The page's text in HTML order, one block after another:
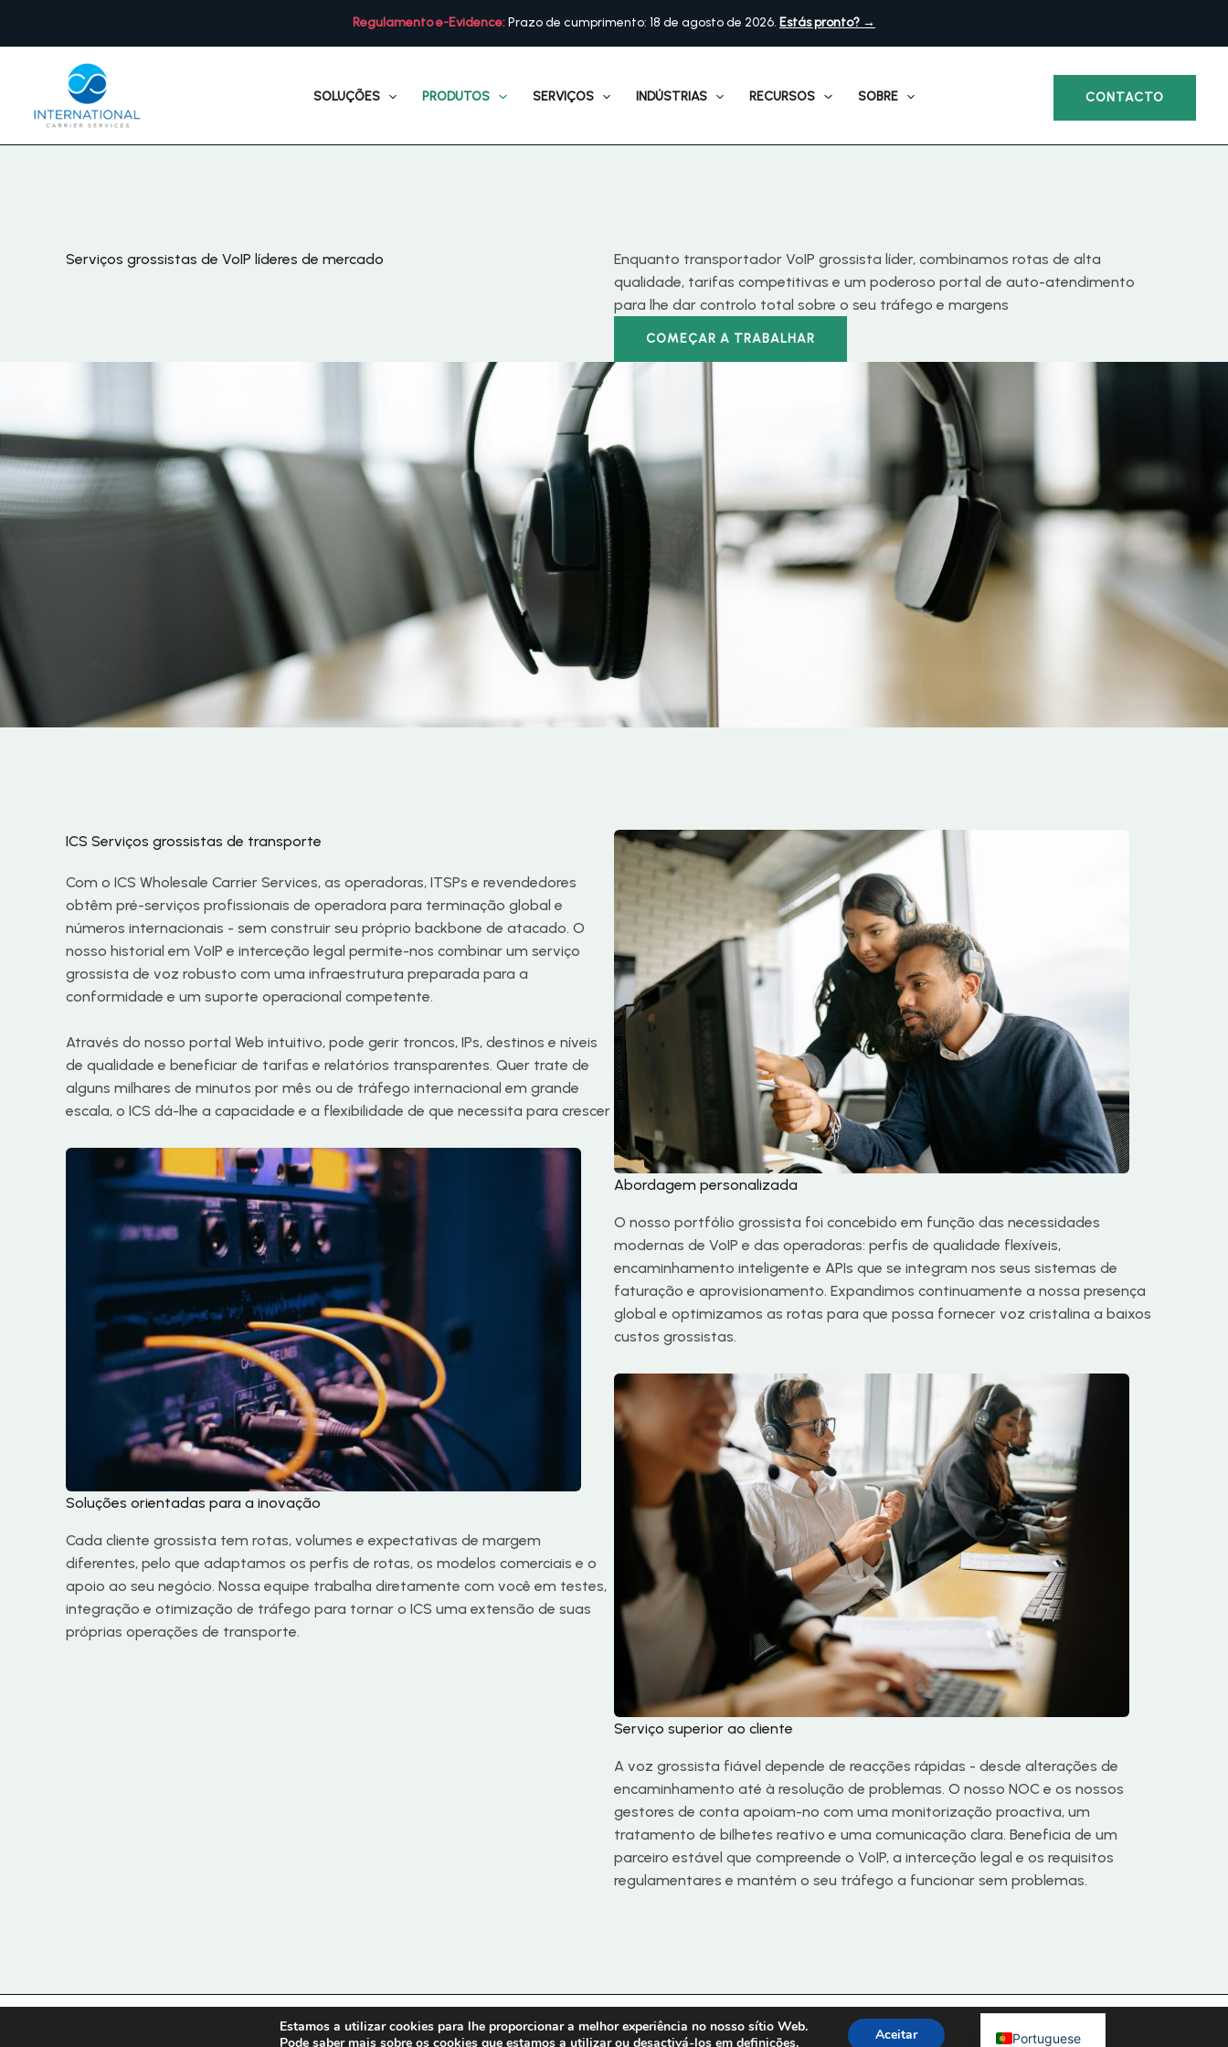
Regulamento e-Evidence:Prazo de cumprimento: 18 de agosto de 2026. Estás pronto? →
SOLUÇÕES PRODUTOS SERVIÇOS INDÚSTRIAS RECURSOS SOBRE CONTACTO
Serviços grossistas de VoIP líderes de mercado
Enquanto transportador VoIP grossista líder, combinamos rotas de alta
qualidade, tarifas competitivas e um poderoso portal de auto-atendimento
para lhe dar controlo total sobre o seu tráfego e margens
COMEÇAR A TRABALHAR
ICS Serviços grossistas de transporte
Com o ICS Wholesale Carrier Services, as operadoras, ITSPs e revendedores
obtêm pré-serviços profissionais de operadora para terminação global e
números internacionais - sem construir seu próprio backbone de atacado. O
nosso historial em VoIP e interceção legal permite-nos combinar um serviço
grossista de voz robusto com uma infraestrutura preparada para a
conformidade e um suporte operacional competente.
Através do nosso portal Web intuitivo, pode gerir troncos, IPs, destinos e níveis
de qualidade e beneficiar de tarifas e relatórios transparentes. Quer trate de
alguns milhares de minutos por mês ou de tráfego internacional em grande
escala, o ICS dá-lhe a capacidade e a flexibilidade de que necessita para crescer
Soluções orientadas para a inovação
Cada cliente grossista tem rotas, volumes e expectativas de margem
diferentes, pelo que adaptamos os perfis de rotas, os modelos comerciais e o
apoio ao seu negócio. Nossa equipe trabalha diretamente com você em testes,
integração e otimização de tráfego para tornar o ICS uma extensão de suas
próprias operações de transporte.
Abordagem personalizada
O nosso portfólio grossista foi concebido em função das necessidades
modernas de VoIP e das operadoras: perfis de qualidade flexíveis,
encaminhamento inteligente e APIs que se integram nos seus sistemas de
faturação e aprovisionamento. Expandimos continuamente a nossa presença
global e optimizamos as rotas para que possa fornecer voz cristalina a baixos
custos grossistas.
Serviço superior ao cliente
A voz grossista fiável depende de reacções rápidas - desde alterações de
encaminhamento até à resolução de problemas. O nosso NOC e os nossos
gestores de conta apoiam-no com uma monitorização proactiva, um
tratamento de bilhetes reativo e uma comunicação clara. Beneficia de um
parceiro estável que compreende o VoIP, a interceção legal e os requisitos
regulamentares e mantém o seu tráfego a funcionar sem problemas.
Política de privacidade Impressão Direitos de autor | ICS International Carrier Services GmbH © 2026 ICS
Estamos a utilizar cookies para lhe proporcionar a melhor experiência no nosso sítio Web.
Pode saber mais sobre os cookies que estamos a utilizar ou desactivá-los em definições. Aceitar Portuguese
English
Spanish
Russian
Italian
Hebrew
Japanese
Chinese